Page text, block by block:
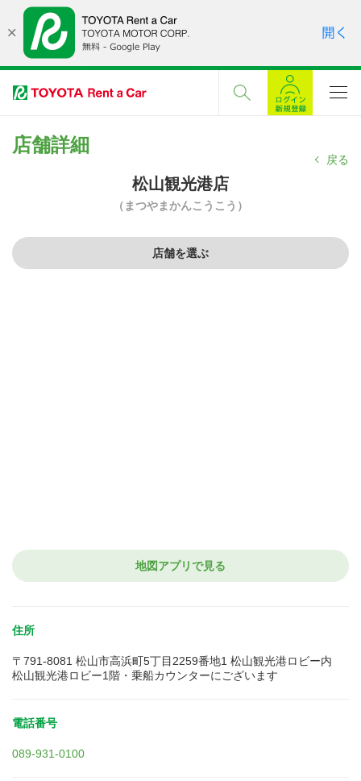
店舗詳細
戻る
松山観光港店
（まつやまかんこうこう）
店舗を選ぶ
地図アプリで見る
住所
〒791-8081 松山市高浜町5丁目2259番地1 松山観光港ロビー内
松山観光港ロビー1階・乗船カウンターにございます
電話番号
089-931-0100